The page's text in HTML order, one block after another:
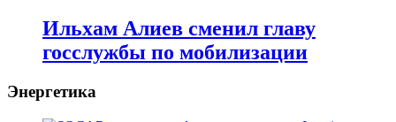
Ильхам Алиев сменил главу
госслужбы по мобилизации
Энергетика